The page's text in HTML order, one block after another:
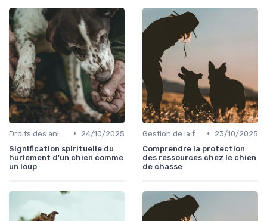
•
24/10/2025
Signification spirituelle du
hurlement d'un chien comme
un loup
•
23/10/2025
Comprendre la protection
des ressources chez le chien
de chasse